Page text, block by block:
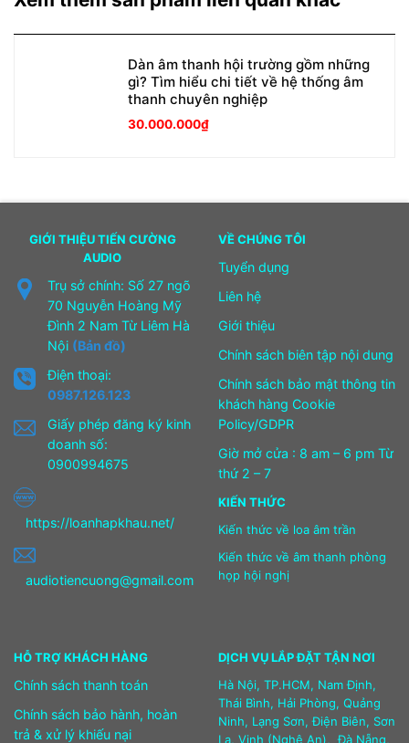
Dàn âm thanh hội trường gồm những
gì? Tìm hiểu chi tiết về hệ thống âm
thanh chuyên nghiệp
30.000.000₫
GIỚI THIỆU TIẾN CƯỜNG
AUDIO
Trụ sở chính: Số 27 ngõ
70 Nguyễn Hoàng Mỹ
Đình 2 Nam Từ Liêm Hà
Nội (Bản đồ)
Điện thoại:
0987.126.123
Giấy phép đăng ký kinh
doanh số:
0900994675
https://loanhapkhau.net/
audiotiencuong@gmail.com
VỀ CHÚNG TÔI
Tuyển dụng
Liên hệ
Giới thiệu
Chính sách biên tập nội dung
Chính sách bảo mật thông tin
khách hàng Cookie
Policy/GDPR
Giờ mở cửa : 8 am – 6 pm Từ
thứ 2 – 7
KIẾN THỨC
Kiến thức về loa âm trần
Kiến thức về âm thanh phòng
họp hội nghị
HỖ TRỢ KHÁCH HÀNG
Chính sách thanh toán
Chính sách bảo hành, hoàn
trả & xử lý khiếu nại
DỊCH VỤ LẮP ĐẶT TẬN NƠI
Hà Nội, TP.HCM, Nam Định,
Thái Bình, Hải Phòng, Quảng
Ninh, Lạng Sơn, Điện Biên, Sơn
La, Vinh (Nghệ An), Đà Nẵng,